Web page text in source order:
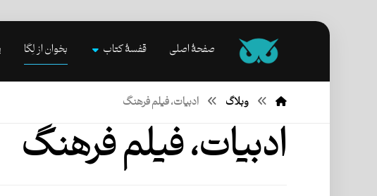
صفحۀ اصلی قفسۀ کتاب بخوان از لِگا
وبلاگ ادبیات، فیلم فرهنگ
ادبیات، فیلم فرهنگ